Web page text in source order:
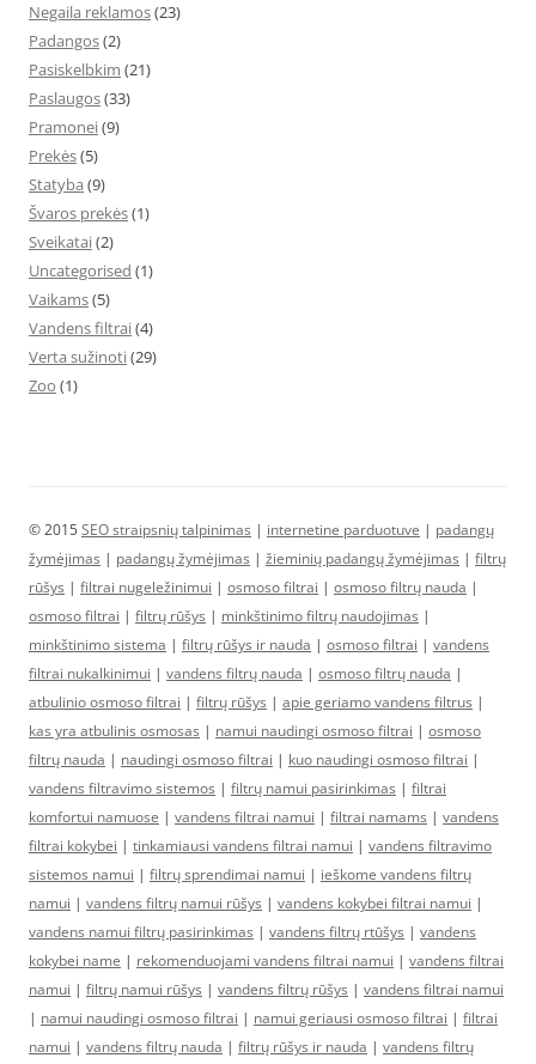
Negaila reklamos(23)
Padangos(2)
Pasiskelbkim (21)
Paslaugos(33)
Pramonei(9)
Prekės(5)
Statyba (9)
Švaros prekės(1)
Sveikatai(2)
Uncategorised (1)
Vaikams(5)
Vandens filtrai(4)
Verta sužinoti(29)
Zoo (1)
© 2015SEO straipsnių talpinimas | internetine parduotuve | padangų
žymėjimas | padangų žymėjimas | žieminių padangų žymėjimas | filtrų
rūšys | filtrai nugeležinimui | osmoso filtrai | osmoso filtrų nauda |
osmoso filtrai | filtrų rūšys | minkštinimo filtrų naudojimas |
minkštinimo sistema | filtrų rūšys ir nauda | osmoso filtrai | vandens
filtrai nukalkinimui | vandens filtrų nauda | osmoso filtrų nauda |
atbulinio osmoso filtrai | filtrų rūšys | apie geriamo vandens filtrus |
kas yra atbulinis osmosas | namui naudingi osmoso filtrai | osmoso
filtrų nauda | naudingi osmoso filtrai | kuo naudingi osmoso filtrai |
vandens filtravimo sistemos | filtrų namui pasirinkimas | filtrai
komfortui namuose | vandens filtrai namui | filtrai namams | vandens
filtrai kokybei | tinkamiausi vandens filtrai namui | vandens filtravimo
sistemos namui | filtrų sprendimai namui | ieškome vandens filtrų
namui | vandens filtrų namui rūšys | vandens kokybei filtrai namui |
vandens namui filtrų pasirinkimas | vandens filtrų rtūšys | vandens
kokybei name | rekomenduojami vandens filtrai namui | vandens filtrai
namui | filtrų namui rūšys | vandens filtrų rūšys | vandens filtrai namui
| namui naudingi osmoso filtrai | namui geriausi osmoso filtrai | filtrai
namui | vandens filtrų nauda | filtrų rūšys ir nauda | vandens filtrų